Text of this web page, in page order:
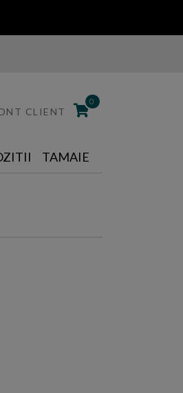
CLIENT
0
TAMAIE